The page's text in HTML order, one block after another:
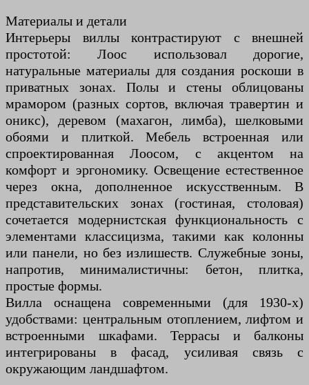
Материалы и детали
Интерьеры виллы контрастируют с внешней
простотой: Лоос использовал дорогие,
натуральные материалы для создания роскоши в
приватных зонах. Полы и стены облицованы
мрамором (разных сортов, включая травертин и
оникс), деревом (махагон, лимба), шелковыми
обоями и плиткой. Мебель встроенная или
спроектированная Лоосом, с акцентом на
комфорт и эргономику. Освещение естественное
через окна, дополненное искусственным. В
представительских зонах (гостиная, столовая)
сочетается модернистская функциональность с
элементами классицизма, такими как колонны
или панели, но без излишеств. Служебные зоны,
напротив, минималистичны: бетон, плитка,
простые формы.
Вилла оснащена современными (для 1930-х)
удобствами: центральным отоплением, лифтом и
встроенными шкафами. Террасы и балконы
интегрированы в фасад, усиливая связь с
окружающим ландшафтом.